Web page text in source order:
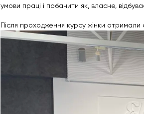
умови праці і побачити як, власне,
Після проходження курсу жінки отримали